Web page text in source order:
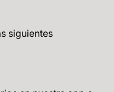
siguientes